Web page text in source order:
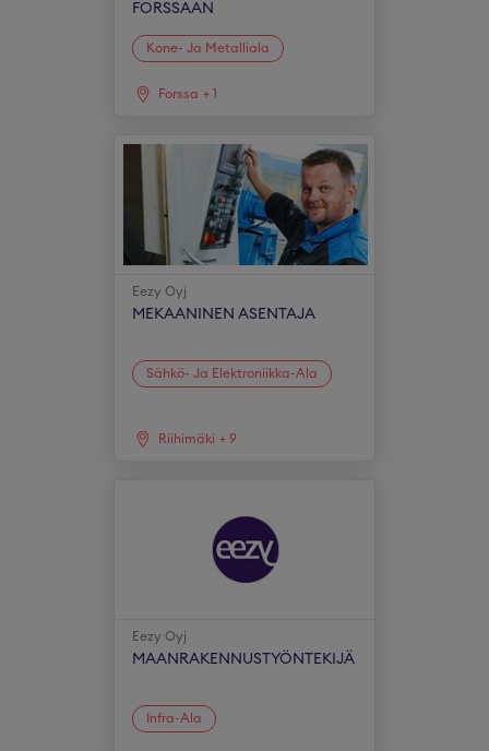
FORSSAAN
Kone- Ja Metalliala
Forssa + 1
Eezy Oyj
MEKAANINEN ASENTAJA
Sähkö- Ja Elektroniikka-Ala
Riihimäki + 9
Eezy Oyj
MAANRAKENNUSTYÖNTEKIJÄ
Infra-Ala